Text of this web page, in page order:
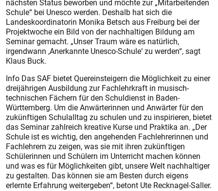
nächsten Status beworben und möchte zur „Mitarbeitenden
Schule“ bei Unesco werden. Deshalb hat sich die
Landeskoordinatorin Monika Betsch aus Freiburg bei der
Projektwoche ein Bild von der nachhaltigen Bildung am
Seminar gemacht. „Unser Traum wäre es natürlich,
irgendwann ,Anerkannte Unesco-Schule‘ zu werden“, sagt
Klaus Buck.
Info Das SAF bietet Quereinsteigern die Möglichkeit zu einer
dreijährigen Ausbildung zur Fachlehrkraft in musisch-
technischen Fächern für den Schuldienst in Baden-
Württemberg. Um die Anwärterinnen und Anwärter für den
zukünftigen Schulalltag zu schulen und zu inspirieren, bietet
das Seminar zahlreich kreative Kurse und Praktika an. „Der
Schule ist es wichtig, den angehenden Fachlehrerinnen und
Fachlehrern zu zeigen, was sie mit ihren zukünftigen
Schülerinnen und Schülern im Unterricht machen können
und was es für Möglichkeiten gibt, unsere Welt nachhaltiger
zu gestalten. Das können sie am Besten durch eigens
erlernte Erfahrung weitergeben“, betont Ute Recknagel-Saller.